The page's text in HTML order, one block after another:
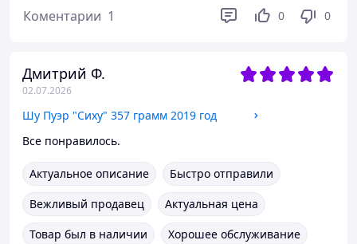
Коментарии 1 0 0
Дмитрий Ф.
02.07.2026
Шу Пуэр "Сиху" 357 грамм 2019 год
Все понравилось.
Актуальное описание
Быстро отправили
Вежливый продавец
Актуальная цена
Товар был в наличии
Хорошее обслуживание